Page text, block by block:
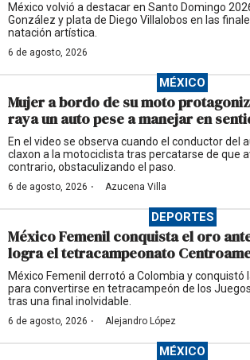
México volvió a destacar en Santo Domingo
González y plata de Diego Villalobos en las
natación artística.
6 de agosto, 2026
MÉXICO
Mujer a bordo de su moto
raya un auto pese a manejar en
En el video se observa cuando el conductor del
claxon a la motociclista tras percatarse de que
contrario, obstaculizando el paso.
6 de agosto, 2026 · Azucena Villa
DEPORTES
México Femenil conquista el oro
logra el tetracampeonato
México Femenil derrotó a Colombia y conquistó
para convertirse en tetracampeón de los
tras una final inolvidable.
6 de agosto, 2026 · Alejandro López
MÉXICO